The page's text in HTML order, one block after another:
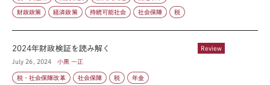
財政政策 経済政策 持続可能社会 社会保障 税
Review
2024年財政検証を読み解く
July 26, 2024 小黒 一正
税・社会保障改革 社会保障 税 年金